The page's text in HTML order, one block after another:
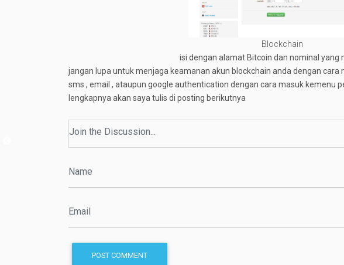
Blockchain
isi dengan alamat Bitcoin dan nominal yang
jangan lupa untuk menjaga keamanan akun blockchain anda dengan
sms , email , ataupun google authentication dengan cara masuk kemenu
lengkapnya akan saya tulis di posting berikutnya
POST COMMENT